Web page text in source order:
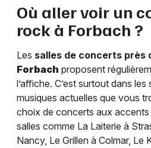
Où aller voir un
rock à Forbach ?
Les salles de concerts près
Forbach proposent
l’affiche. C’est surtout dans les
musiques actuelles que vous
choix de concerts aux accents
salles comme La Laiterie à
Nancy, Le Grillen à Colmar, Le